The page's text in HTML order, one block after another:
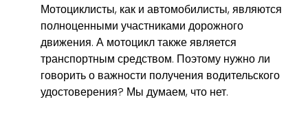
Мотоциклисты, как и автомобилисты, являются
полноценными участниками дорожного
движения. А мотоцикл также является
транспортным средством. Поэтому нужно ли
говорить о важности получения водительского
удостоверения? Мы думаем, что нет.